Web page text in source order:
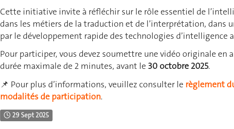
Cette initiative invite à réfléchir sur le rôle essentiel de
dans les métiers de la traduction et de l’interprétation, dans
par le développement rapide des technologies d’intelligence
Pour participer, vous devez soumettre une vidéo originale en
durée maximale de 2 minutes, avant le 30 octobre 2025.
📌 Pour plus d’informations, veuillez consulter le règlement
modalités de participation.
29 Sept 2025